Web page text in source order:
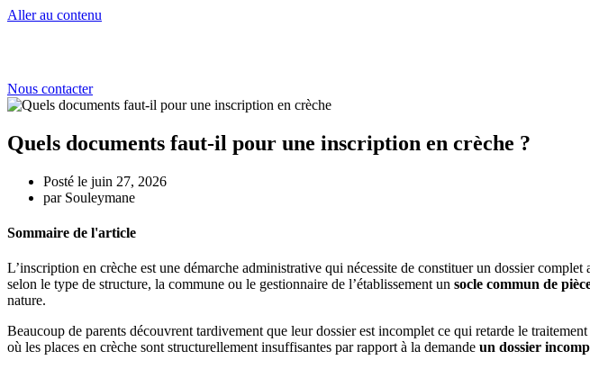
Aller au contenu
Nous contacter
Quels documents faut-il pour une inscription en crèche ?
Posté le juin 27, 2026
par Souleymane
Sommaire de l'article
L’inscription en crèche est une démarche administrative qui nécessite de constituer un dossier
selon le type de structure, la commune ou le gestionnaire de l’établissement un socle commun de
nature.
Beaucoup de parents découvrent tardivement que leur dossier est incomplet ce qui retarde le
où les places en crèche sont structurellement insuffisantes par rapport à la demande un dossier